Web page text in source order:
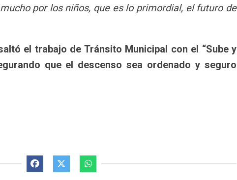
por los niños, que es lo primordial, el futuro de
el trabajo de Tránsito Municipal con el “Sube y
que el descenso sea ordenado y seguro